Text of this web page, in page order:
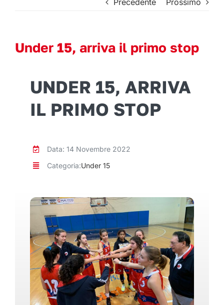
Precedente Prossimo
Under 15, arriva il primo stop
UNDER 15, ARRIVA
IL PRIMO STOP
Data: 14 Novembre 2022
Categoria:Under 15